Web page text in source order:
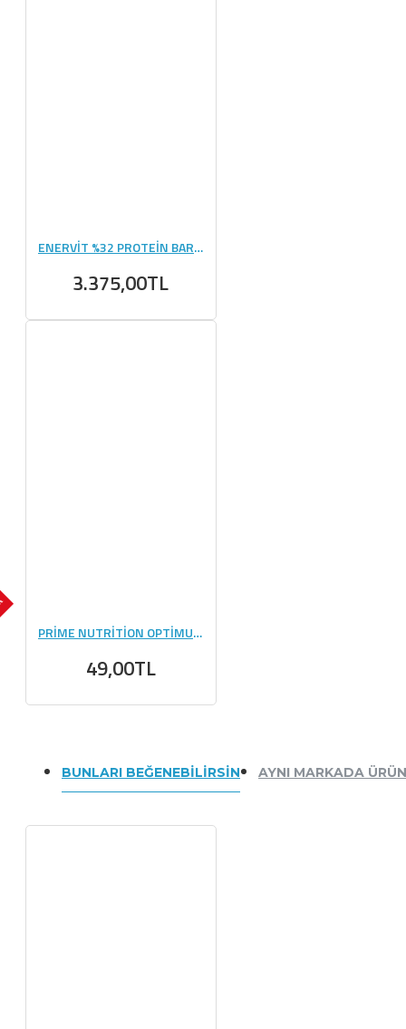
ENERVİT %32 PROTEİN BAR 60 GR 25 ADET
3.375,00TL
PRİME NUTRİTİON OPTİMUS PRE WORKOUT (14 GR) - 1 ADET
49,00TL
BUNLARI BEĞENEBILIRSIN AYNI MARKADA